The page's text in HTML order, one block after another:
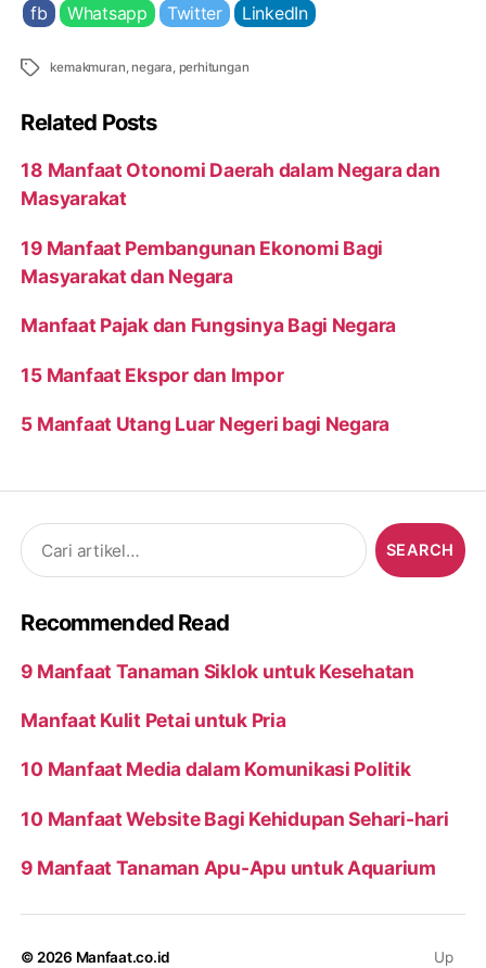
fb Whatsapp Twitter LinkedIn
Tags kemakmuran,negara, perhitungan
Related Posts
18 Manfaat Otonomi Daerah dalam Negara dan
Masyarakat
19 Manfaat Pembangunan Ekonomi Bagi
Masyarakat dan Negara
Manfaat Pajak dan Fungsinya Bagi Negara
15 Manfaat Ekspor dan Impor
5 Manfaat Utang Luar Negeri bagi Negara
Search
for:
Recommended Read
9 Manfaat Tanaman Siklok untuk Kesehatan
Manfaat Kulit Petai untuk Pria
10 Manfaat Media dalam Komunikasi Politik
10 Manfaat Website Bagi Kehidupan Sehari-hari
9 Manfaat Tanaman Apu-Apu untuk Aquarium
© 2026 Manfaat.co.id
Up